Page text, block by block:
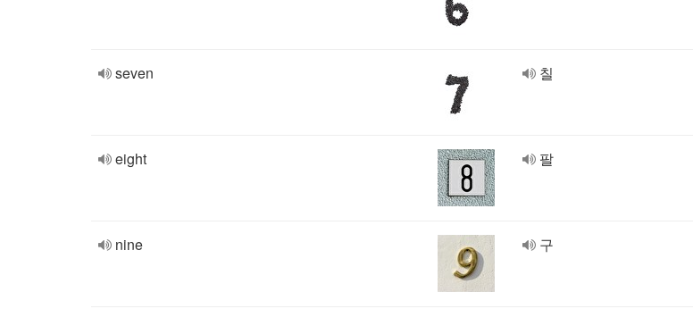
seven 칠
eight 팔
nine 구